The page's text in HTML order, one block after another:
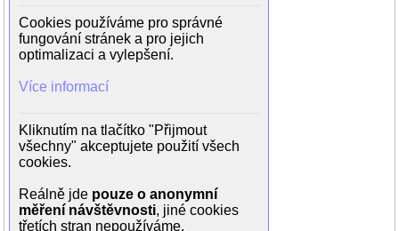
Daygolo (Yoko)
Robert Webber (Sam Accardo)
Dominic Barto (Tom Ferramenti)
Roberto Dell'acqua (Jho's Slim Pal)
Giancarlo Bastianoni (Street Fight Man)
Omero Capanna (Accardův rváč)
Giovanni Cianfriglia (Accardův rváč)
Franco Ukmar (Accardův rváč)
Marcello Verziera (Accardův rváč)
Cookies používáme pro správné
fungování stránek a pro jejich
optimalizaci a vylepšení.
Více informací
Kliknutím na tlačítko "Přijmout
všechny" akceptujete použití všech
cookies.
Reálně jde pouze o anonymní
měření návštěvnosti, jiné cookies
třetích stran nepoužíváme.